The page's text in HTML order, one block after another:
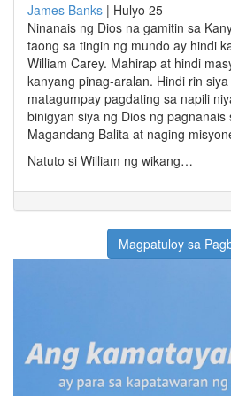
James Banks | Hulyo 25
Ninanais ng Dios na gamitin sa
taong sa tingin ng mundo ay hindi
William Carey. Mahirap at hindi
kanyang pinag-aralan. Hindi rin
matagumpay pagdating sa napili
binigyan siya ng Dios ng
Magandang Balita at naging
Natuto si William ng wikang…
Magpatuloy sa